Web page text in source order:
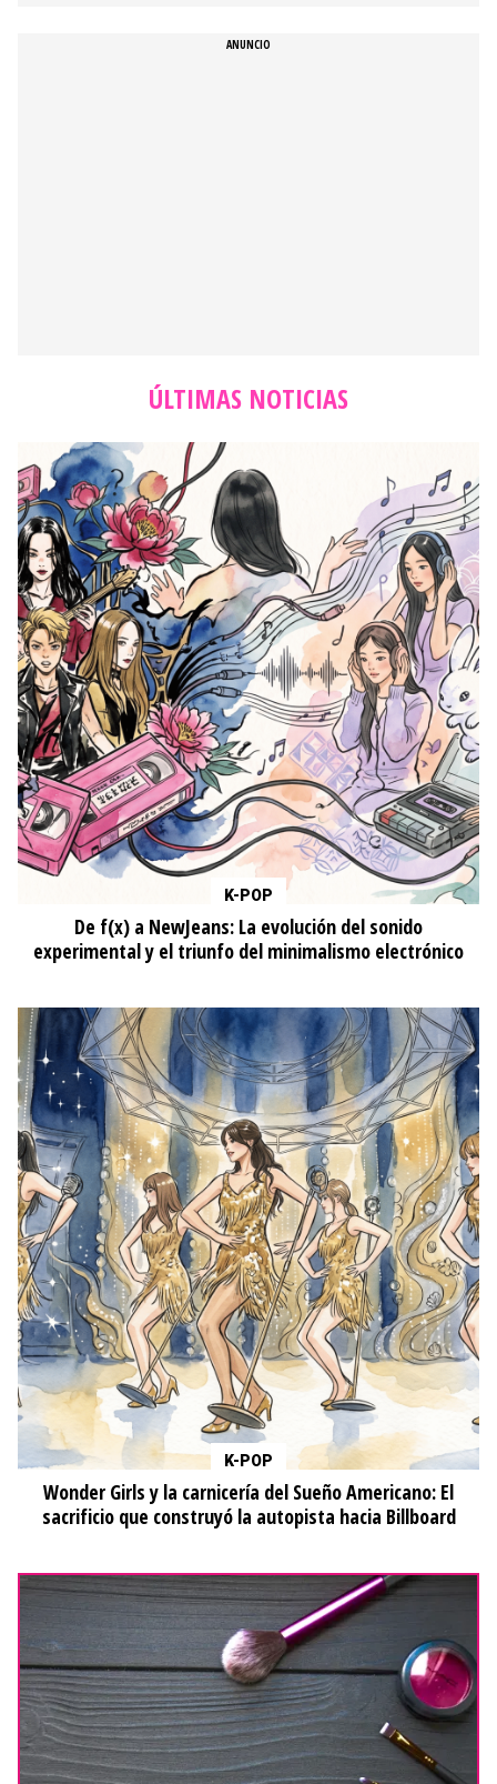
ÚLTIMAS NOTICIAS
K-POP
De f(x) a NewJeans: La evolución del sonido
experimental y el triunfo del minimalismo electrónico
K-POP
Wonder Girls y la carnicería del Sueño Americano: El
sacrificio que construyó la autopista hacia Billboard